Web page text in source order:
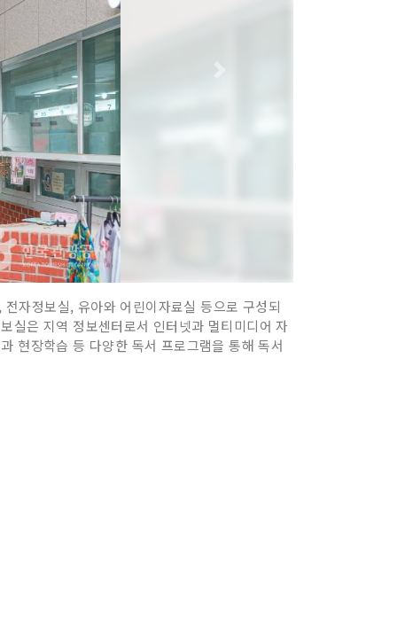
자정보실, 유아와 어린이자료실 등으로 구성되
실은 지역 정보센터로서 인터넷과 멀티미디어 자
현장학습 등 다양한 독서 프로그램을 통해 독서